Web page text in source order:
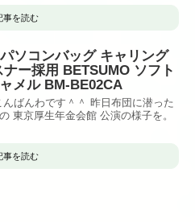
事を読む
ソコンバッグ キャリング
ー採用 BETSUMO ソフト
メル BM-BE02CA
ばんわです＾＾ 昨日布団に潜った
東京厚生年金会館 公演の様子を。
事を読む